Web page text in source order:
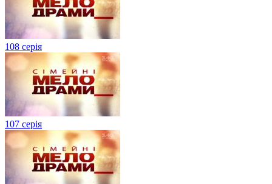
108 серія
107 серія